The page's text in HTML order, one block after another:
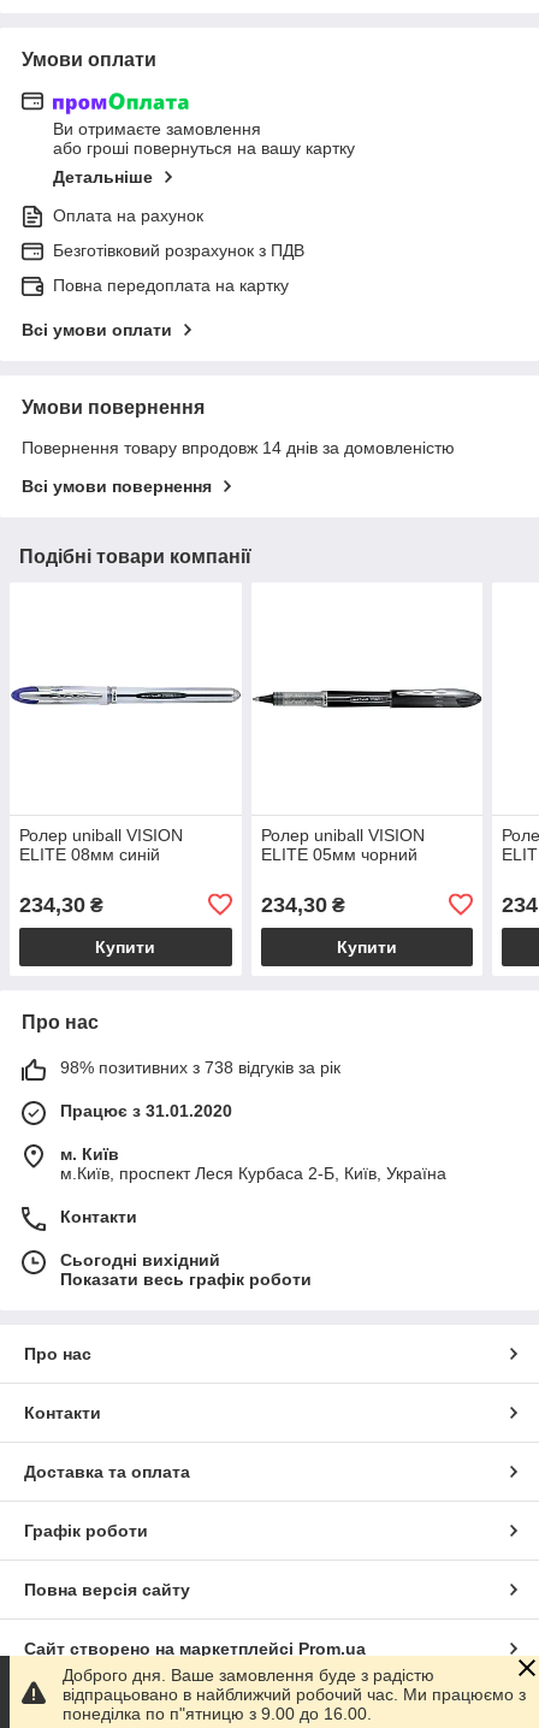
Умови оплати
Ви отримаєте замовлення
або гроші повернуться на вашу картку
Детальніше
Оплата на рахунок
Безготівковий розрахунок з ПДВ
Повна передоплата на картку
Всі умови оплати
Умови повернення
Повернення товару впродовж 14 днів за домовленістю
Всі умови повернення
Подібні товари компанії
Ролер uniball VISION
ELITE 08мм синій
234,30 ₴
Купити
Ролер uniball VISION
ELITE 05мм чорний
234,30₴
Купити
Про нас
98% позитивних з 738 відгуків за рік
Працює з 31.01.2020
м. Київ
м.Київ, проспект Леся Курбаса 2-Б, Київ, Україна
Контакти
Сьогодні вихідний
Показати весь графік роботи
Про нас
Контакти
Доставка та оплата
Графік роботи
Повна версія сайту
Сайт створено на маркетплейсі Prom.ua
Політика конфіденційності
Доброго дня. Ваше замовлення буде з радістю
відпрацьовано в найближчий робочий час. Ми працюємо з
понеділка по п"ятницю з 9.00 до 16.00.